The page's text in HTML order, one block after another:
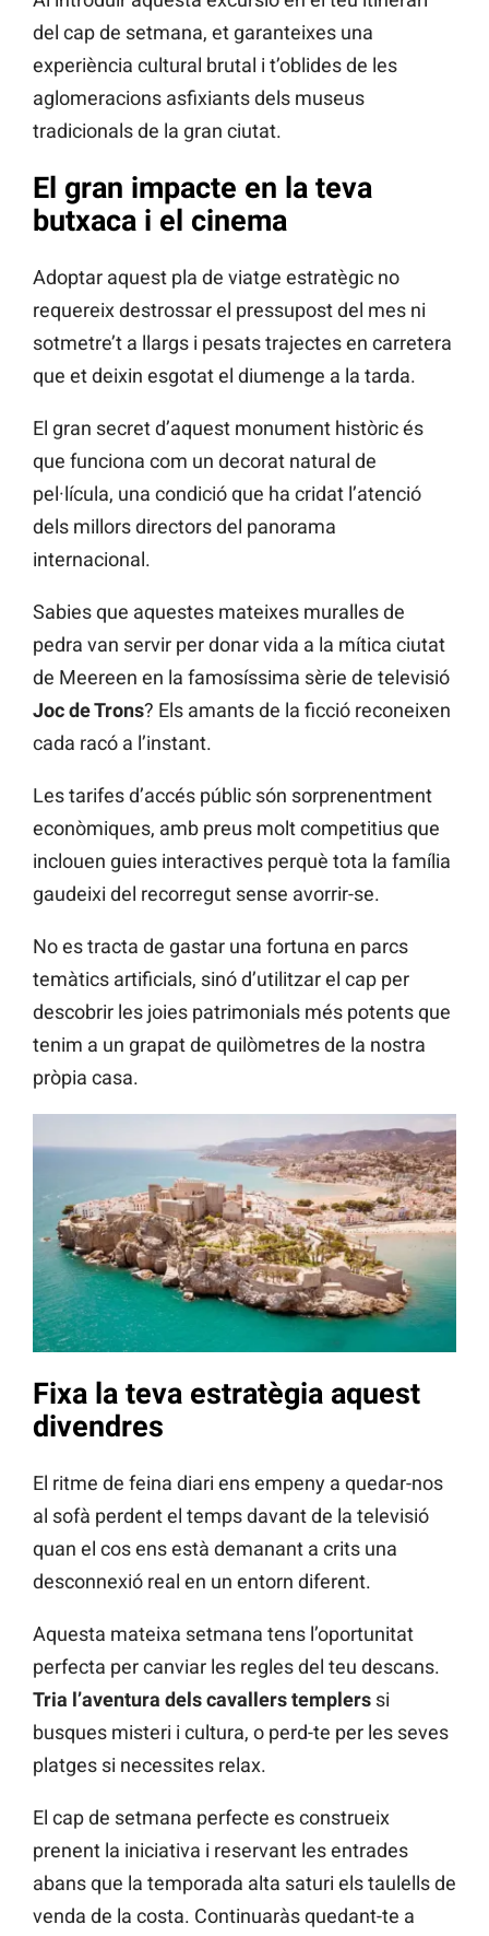
del cap de setmana, et garanteixes una
experiència cultural brutal i t’oblides de les
aglomeracions asfixiants dels museus
tradicionals de la gran ciutat.
El gran impacte en la teva
butxaca i el cinema
Adoptar aquest pla de viatge estratègic no
requereix destrossar el pressupost del mes ni
sotmetre’t a llargs i pesats trajectes en carretera
que et deixin esgotat el diumenge a la tarda.
El gran secret d’aquest monument històric és
que funciona com un decorat natural de
pel·lícula, una condició que ha cridat l’atenció
dels millors directors del panorama
internacional.
Sabies que aquestes mateixes muralles de
pedra van servir per donar vida a la mítica ciutat
de Meereen en la famosíssima sèrie de televisió
Joc de Trons? Els amants de la ficció reconeixen
cada racó a l’instant.
Les tarifes d’accés públic són sorprenentment
econòmiques, amb preus molt competitius que
inclouen guies interactives perquè tota la família
gaudeixi del recorregut sense avorrir-se.
No es tracta de gastar una fortuna en parcs
temàtics artificials, sinó d’utilitzar el cap per
descobrir les joies patrimonials més potents que
tenim a un grapat de quilòmetres de la nostra
pròpia casa.
Fixa la teva estratègia aquest
divendres
El ritme de feina diari ens empeny a quedar-nos
al sofà perdent el temps davant de la televisió
quan el cos ens està demanant a crits una
desconnexió real en un entorn diferent.
Aquesta mateixa setmana tens l’oportunitat
perfecta per canviar les regles del teu descans.
Tria l’aventura dels cavallers templers si
busques misteri i cultura, o perd-te per les seves
platges si necessites relax.
El cap de setmana perfecte es construeix
prenent la iniciativa i reservant les entrades
abans que la temporada alta saturi els taulells de
venda de la costa. Continuaràs quedant-te a